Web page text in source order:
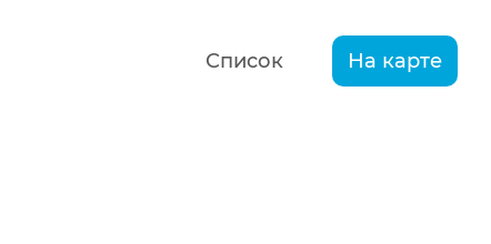
Список На карте